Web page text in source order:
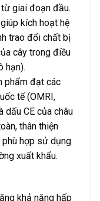
giai đoạn đầu.
kích hoạt hệ
trao đổi chất bị
cây trong điều
hạn).
phẩm đạt các
tế (OMRI,
dấu CE của châu
thân thiện
hợp sử dụng
xuất khẩu.
khả năng hấp